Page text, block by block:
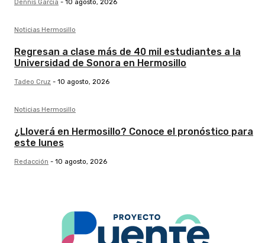
Dennis Garcia - 10 agosto, 2026
Noticias Hermosillo
Regresan a clase más de 40 mil estudiantes a la
Universidad de Sonora en Hermosillo
Tadeo Cruz - 10 agosto, 2026
Noticias Hermosillo
¿Lloverá en Hermosillo? Conoce el pronóstico para
este lunes
Redacción - 10 agosto, 2026